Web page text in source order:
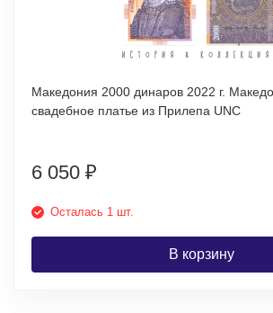
Македония 2000 динаров 2022 г.
свадебное платье из Прилепа UNC
6 050 ₽
Осталась 1 шт.
В корзину